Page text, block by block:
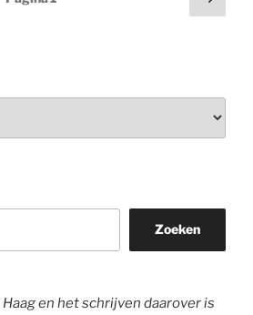
Zoeken
en het schrijven daarover is